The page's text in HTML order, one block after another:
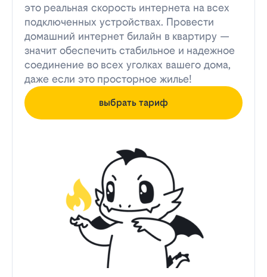
это реальная скорость интернета на всех
подключенных устройствах. Провести
домашний интернет билайн в квартиру —
значит обеспечить стабильное и надежное
соединение во всех уголках вашего дома,
даже если это просторное жилье!
выбрать тариф